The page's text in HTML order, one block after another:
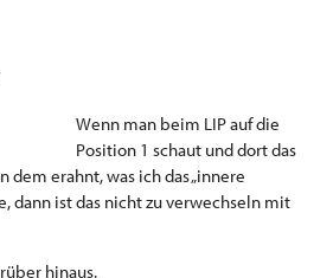
Wenn man beim LIP auf die
Position 1 schaut und dort das
dem erahnt, was ich das „innere
dann ist das nicht zu verwechseln mit
hinaus.